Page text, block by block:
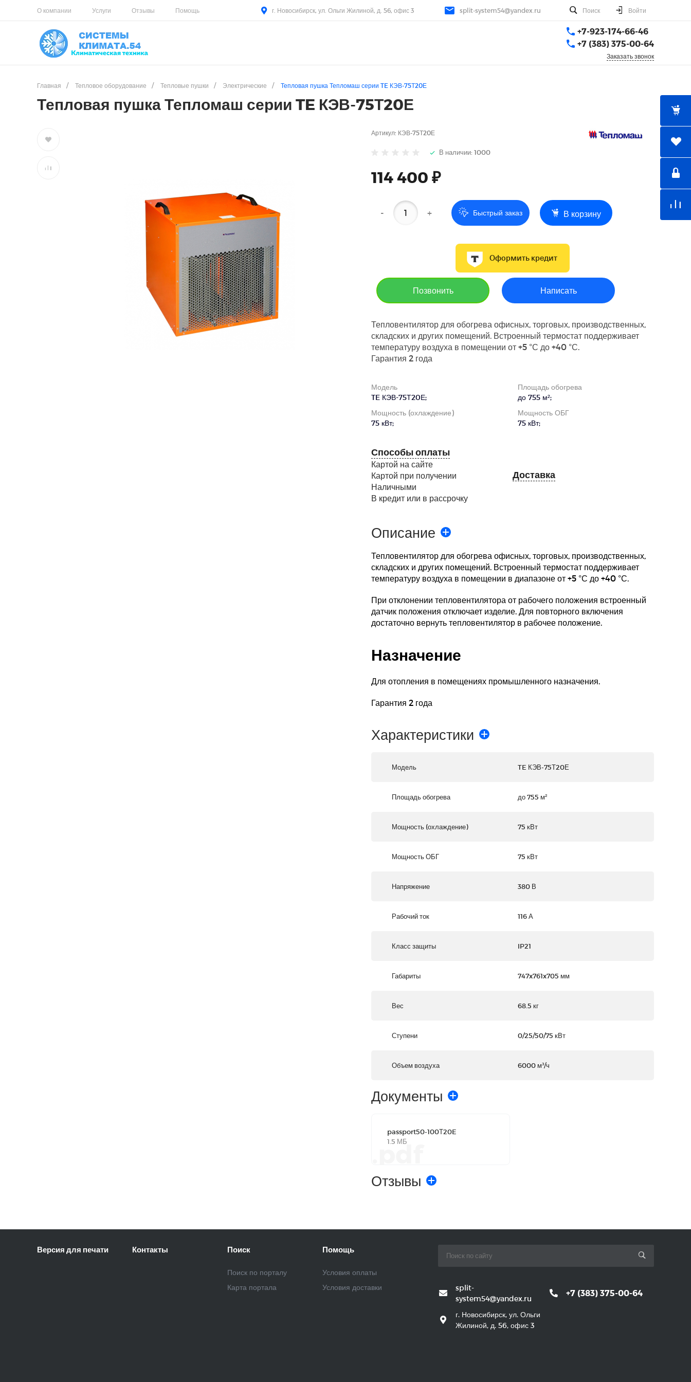
О компании Услуги Отзывы Помощь г. Новосибирск, ул. Ольги Жилиной, д. 56, офис 3 split-system54@yandex.ru Поиск Войти
+7-923-174-66-46
+7 (383) 375-00-64
Заказать звонок
Главная / Тепловое оборудование / Тепловые пушки / Электрические / Тепловая пушка Тепломаш серии TE КЭВ-75Т20Е
Тепловая пушка Тепломаш серии TE КЭВ-75Т20Е
Артикул: КЭВ-75Т20Е
В наличии: 1000
114 400 ₽
- + Быстрый заказ В корзину
Оформить кредит
Позвонить Написать
Тепловентилятор для обогрева офисных, торговых, производственных,
складских и других помещений. Встроенный термостат поддерживает
температуру воздуха в помещении от +5 °С до +40 °С.
Гарантия 2 года
Модель
TE КЭВ-75Т20Е;
Площадь обогрева
до 755 м²;
Мощность (охлаждение)
75 кВт;
Мощность ОБГ
75 кВт;
Способы оплаты
Картой на сайте
Картой при получении
Наличными
В кредит или в рассрочку
Доставка
Описание
Тепловентилятор для обогрева офисных, торговых, производственных,
складских и других помещений. Встроенный термостат поддерживает
температуру воздуха в помещении в диапазоне от +5 °С до +40 °С.
При отклонении тепловентилятора от рабочего положения встроенный
датчик положения отключает изделие. Для повторного включения
достаточно вернуть тепловентилятор в рабочее положение.
Назначение
Для отопления в помещениях промышленного назначения.
Гарантия 2 года
Характеристики
Модель TE КЭВ-75Т20Е
Площадь обогрева до 755 м²
Мощность (охлаждение) 75 кВт
Мощность ОБГ 75 кВт
Напряжение 380 В
Рабочий ток 116 А
Класс защиты IP21
Габариты 747x761x705 мм
Вес 68.5 кг
Ступени 0/25/50/75 кВт
Объем воздуха 6000 м³/ч
Документы
passport50-100Т20E
1.5 МБ
.pdf
Отзывы
Версия для печати Контакты Поиск
Поиск по порталу
Карта портала
Помощь
Условия оплаты
Условия доставки
split-
system54@yandex.ru
+7 (383) 375-00-64
г. Новосибирск, ул. Ольги
Жилиной, д. 56, офис 3